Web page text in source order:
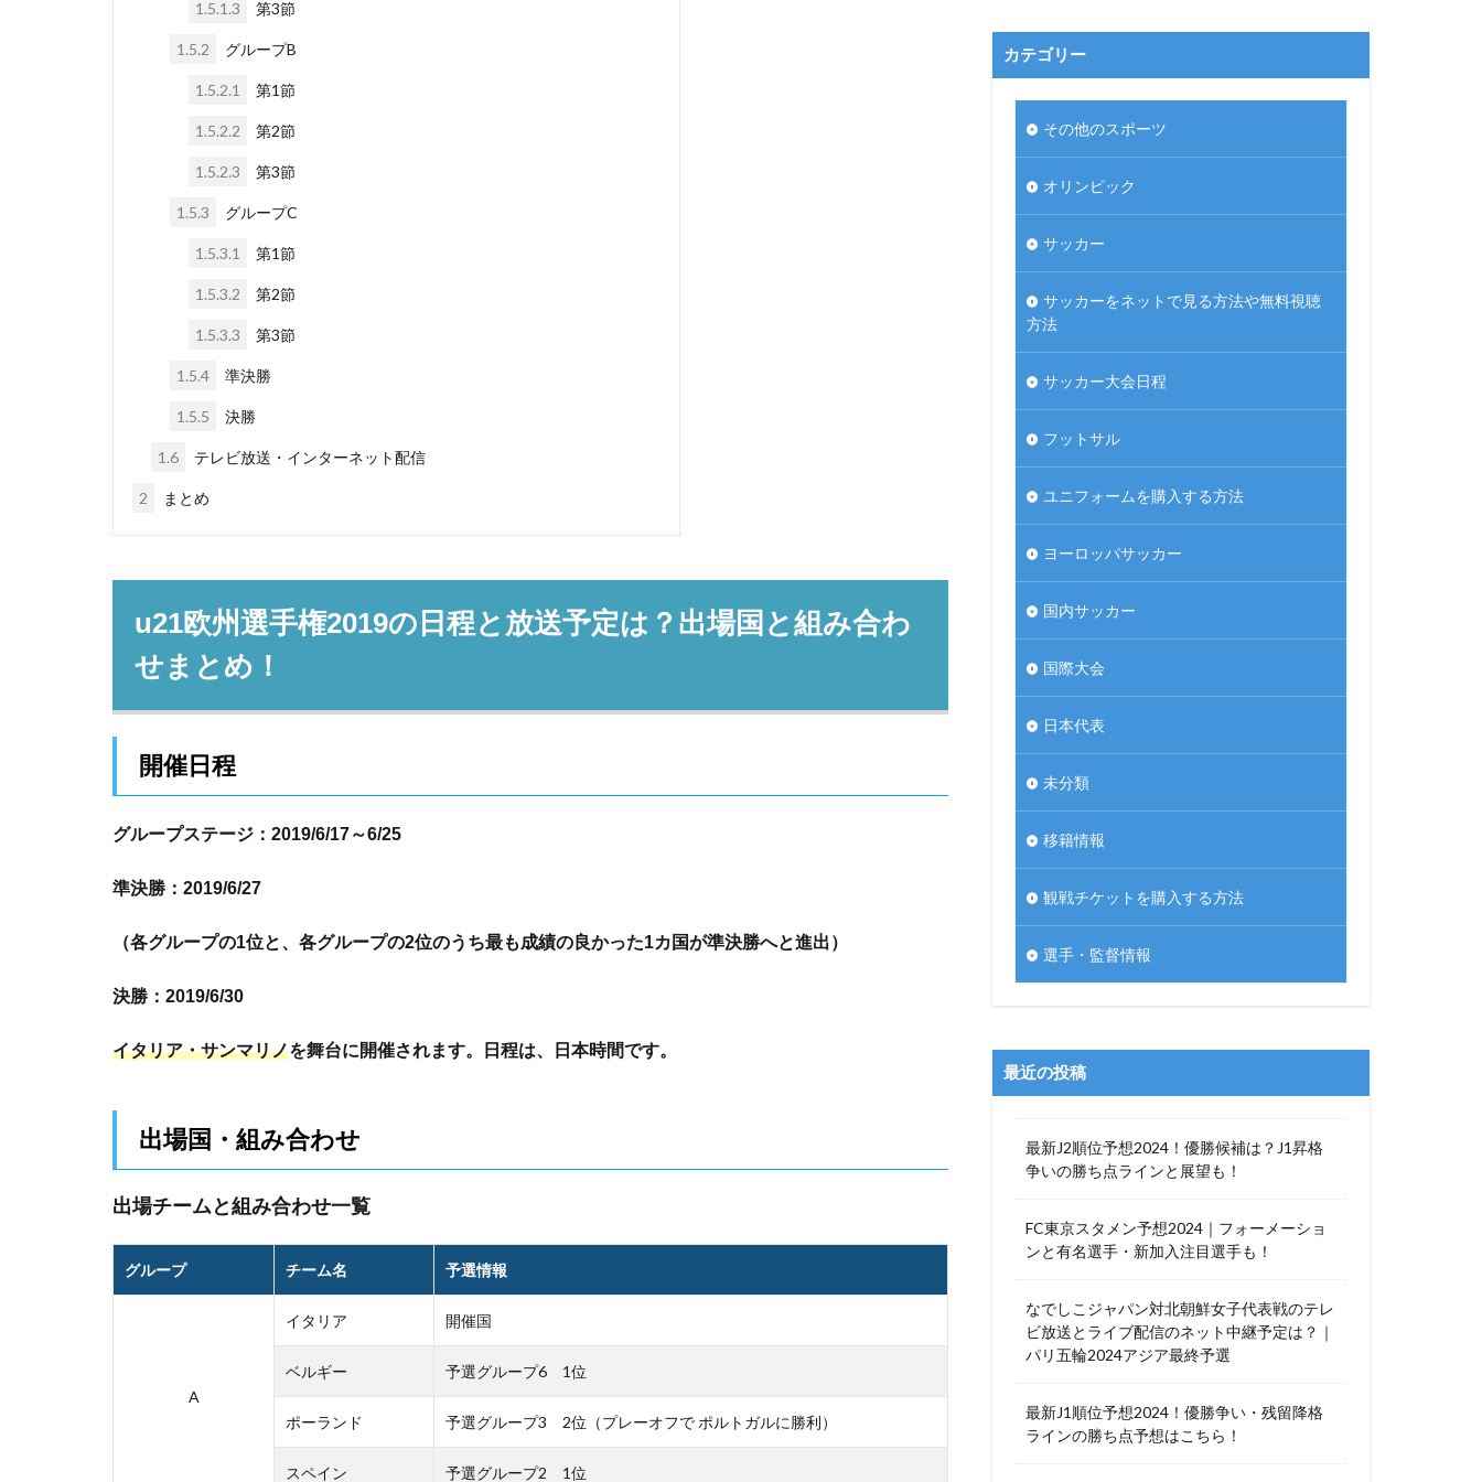
1.5.1.3 第3節
1.5.2 グループB
1.5.2.1 第1節
1.5.2.2 第2節
1.5.2.3 第3節
1.5.3 グループC
1.5.3.1 第1節
1.5.3.2 第2節
1.5.3.3 第3節
1.5.4 準決勝
1.5.5 決勝
1.6 テレビ放送・インターネット配信
2 まとめ
u21欧州選手権2019の日程と放送予定は？出場国と組み合わ
せまとめ！
開催日程
グループステージ：2019/6/17～6/25
準決勝：2019/6/27
（各グループの1位と、各グループの2位のうち最も成績の良かった1カ国が準決勝へと進出）
決勝：2019/6/30
イタリア・サンマリノを舞台に開催されます。日程は、日本時間です。
出場国・組み合わせ
出場チームと組み合わせ一覧
グループ チーム名 予選情報
A
イタリア 開催国
ベルギー 予選グループ6 1位
ポーランド 予選グループ3 2位（プレーオフで ポルトガルに勝利）
スペイン 予選グループ2 1位
カテゴリー
その他のスポーツ
オリンピック
サッカー
サッカーをネットで見る方法や無料視聴
方法
サッカー大会日程
フットサル
ユニフォームを購入する方法
ヨーロッパサッカー
国内サッカー
国際大会
日本代表
未分類
移籍情報
観戦チケットを購入する方法
選手・監督情報
最近の投稿
最新J2順位予想2024！優勝候補は？J1昇格
争いの勝ち点ラインと展望も！
FC東京スタメン予想2024｜フォーメーショ
ンと有名選手・新加入注目選手も！
なでしこジャパン対北朝鮮女子代表戦のテレ
ビ放送とライブ配信のネット中継予定は？｜
パリ五輪2024アジア最終予選
最新J1順位予想2024！優勝争い・残留降格
ラインの勝ち点予想はこちら！